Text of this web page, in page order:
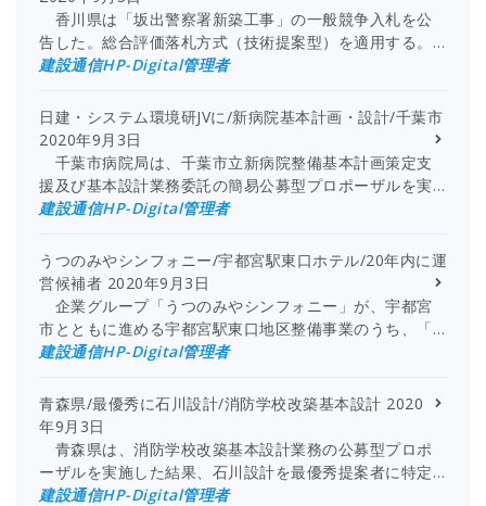
香川県は「坂出警察署新築工事」の一般競争入札を公
告した。総合評価落札方式（技術提案型）を適用する。…
建設通信HP-Digital管理者
日建・システム環境研JVに/新病院基本計画・設計/千葉市
2020年9月3日
千葉市病院局は、千葉市立新病院整備基本計画策定支
援及び基本設計業務委託の簡易公募型プロポーザルを実…
建設通信HP-Digital管理者
うつのみやシンフォニー/宇都宮駅東口ホテル/20年内に運
営候補者 2020年9月3日
企業グループ「うつのみやシンフォニー」が、宇都宮
市とともに進める宇都宮駅東口地区整備事業のうち、「…
建設通信HP-Digital管理者
青森県/最優秀に石川設計/消防学校改築基本設計 2020
年9月3日
青森県は、消防学校改築基本設計業務の公募型プロポ
ーザルを実施した結果、石川設計を最優秀提案者に特定…
建設通信HP-Digital管理者